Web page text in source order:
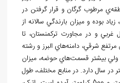
ي مرطوب گرگان و قرار گرفتن در
زياد بوده و ميزان بارندگي سالانه از
غربي و در مجاورت ترکمنستان، تا
مرتفع شرقي، دامنههاي البرز و رشته
ولي بيشتر قسمتهاي حوضه، ميزان
در سال دارد. در منابع مختلف، طول